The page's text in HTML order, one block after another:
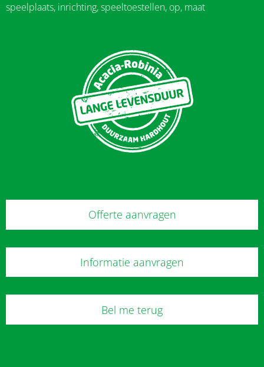
speelplaats, inrichting, speeltoestellen, op, maat
Offerte aanvragen
Informatie aanvragen
Bel me terug